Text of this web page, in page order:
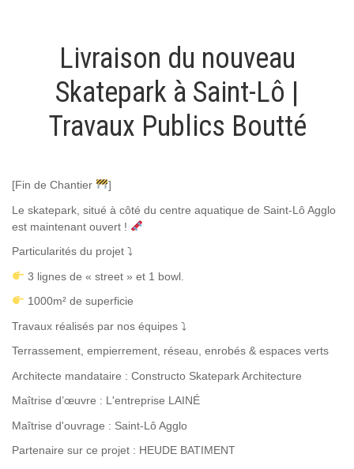
Livraison du nouveau
Skatepark à Saint-Lô |
Travaux Publics Boutté
[Fin de Chantier
]
Le skatepark, situé à côté du centre aquatique de Saint-Lô Agglo
est maintenant ouvert !
Particularités du projet ⤵
3 lignes de « street » et 1 bowl.
1000m² de superficie
Travaux réalisés par nos équipes ⤵
Terrassement, empierrement, réseau, enrobés & espaces verts
Architecte mandataire : Constructo Skatepark Architecture
Maîtrise d’œuvre : L'entreprise LAINÉ
Maîtrise d'ouvrage : Saint-Lô Agglo
Partenaire sur ce projet : HEUDE BATIMENT